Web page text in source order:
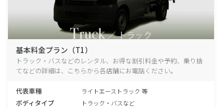
基本料金プラン（T1）
トラック・バスなどのレンタル、お得な割引料金や予約、乗り捨
てなどの詳細は、こちらから各店舗にお電話ください。
代表車種 ライトエーストラック 等
ボディタイプ トラック・バスなど